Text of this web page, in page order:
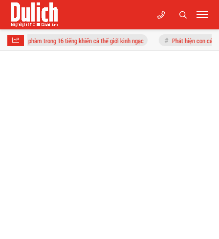
tiếng khiến cả thế giới kinh ngạc Phát hiện con cá "khổng lồ" nặng gần 700